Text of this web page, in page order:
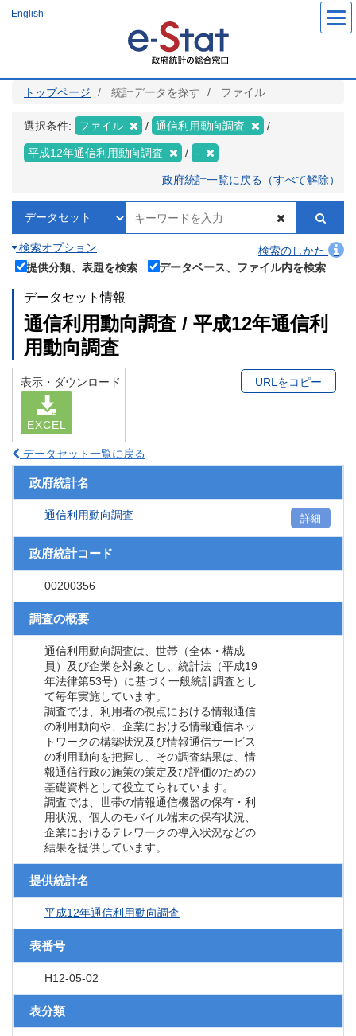
ツ
English
トップページ 統計データを探す ファイル
選択条件: ファイル 通信利用動向調査
平成12年通信利用動向調査 -
政府統計一覧に戻る（すべて解除）
検索オプション
検索のしかた
提供分類、表題を検索
データベース、ファイル内を検索
データセット情報
通信利用動向調査 / 平成12年通信利
用動向調査
表示・ダウンロード
EXCEL
URLをコピー
データセット一覧に戻る
政府統計名
通信利用動向調査 詳細
政府統計コード
00200356
調査の概要
通信利用動向調査は、世帯（全体・構成
員）及び企業を対象とし、統計法（平成19
年法律第53号）に基づく一般統計調査とし
て毎年実施しています。
調査では、利用者の視点における情報通信
の利用動向や、企業における情報通信ネッ
トワークの構築状況及び情報通信サービス
の利用動向を把握し、その調査結果は、情
報通信行政の施策の策定及び評価のための
基礎資料として役立てられています。
調査では、世帯の情報通信機器の保有・利
用状況、個人のモバイル端末の保有状況、
企業におけるテレワークの導入状況などの
結果を提供しています。
提供統計名
平成12年通信利用動向調査
表番号
H12-05-02
表分類